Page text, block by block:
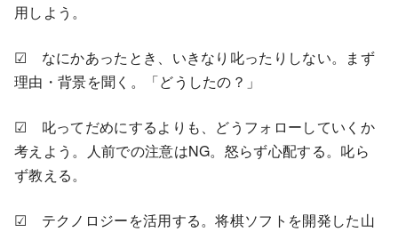
用しよう。
☑ なにかあったとき、いきなり叱ったりしない。まず
理由・背景を聞く。「どうしたの？」
☑ 叱ってだめにするよりも、どうフォローしていくか
考えよう。人前での注意はNG。怒らず心配する。叱ら
ず教える。
☑ テクノロジーを活用する。将棋ソフトを開発した山